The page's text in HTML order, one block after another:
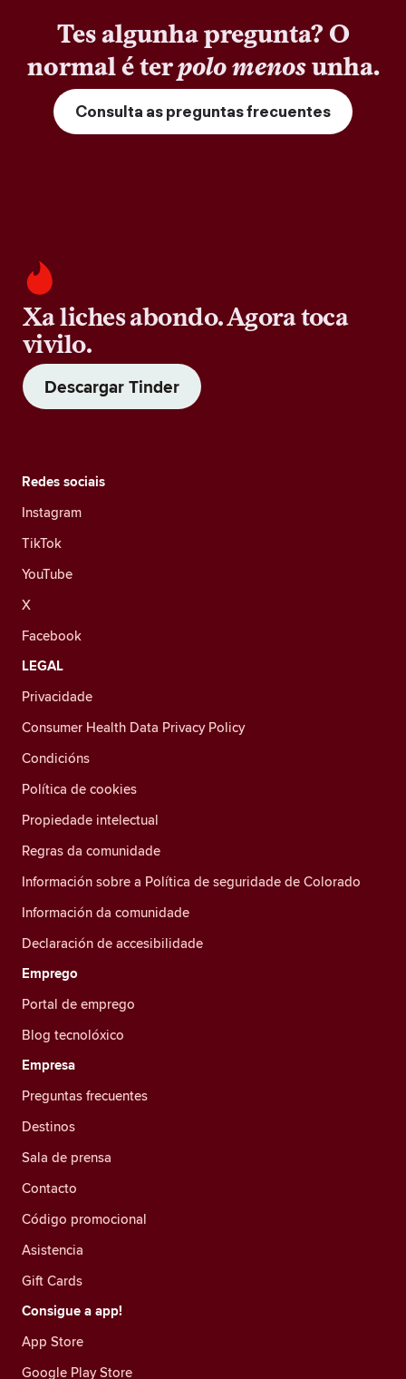
Tes algunha pregunta? O
normal é terpolo menosunha.
Consulta as preguntas frecuentes
Xa liches abondo. Agora toca
vivilo.
Descargar Tinder
Redes sociais
Instagram
TikTok
YouTube
X
Facebook
LEGAL
Privacidade
Consumer Health Data Privacy Policy
Condicións
Política de cookies
Propiedade intelectual
Regras da comunidade
Información sobre a Política de seguridade de Colorado
Información da comunidade
Declaración de accesibilidade
Emprego
Portal de emprego
Blog tecnolóxico
Empresa
Preguntas frecuentes
Destinos
Sala de prensa
Contacto
Código promocional
Asistencia
Gift Cards
Consigue a app!
App Store
Google Play Store